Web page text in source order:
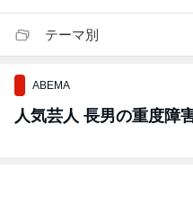
テーマ別
ABEMA
人気芸人 長男の重度障